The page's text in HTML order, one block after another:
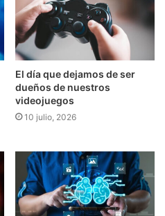
El día que dejamos de ser
dueños de nuestros
videojuegos
10 julio, 2026